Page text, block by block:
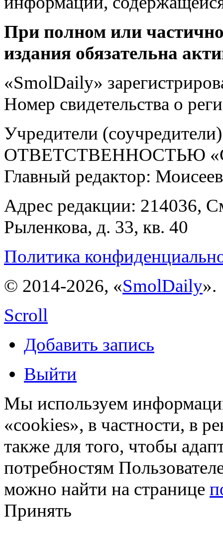
При полном или
издания обязательна
«SmolDaily»
Номер свидетельства о
Учредители
ОТВЕТСТВЕННОСТЬЮ
Главный редактор:
Адрес редакции: 214036,
Рыленкова, д. 33, кв. 40
Политика
© 2014-2026, «SmolDaily».
Scroll
Добавить запись
Выйти
Мы используем
«cookies», в частности, в
также для того, чтобы
потребностям
можно найти на странице
Принять